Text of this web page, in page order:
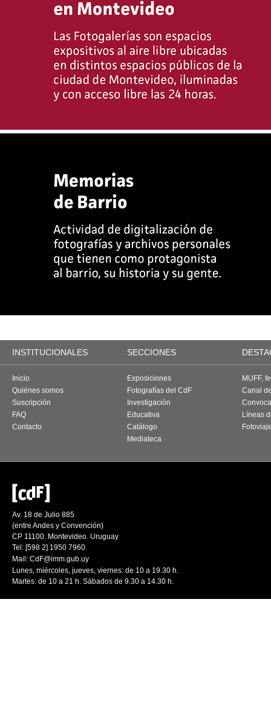
INSTITUCIONALES SECCIONES
Inicio
Quiénes somos
Suscripción
FAQ
Contacto
Exposiciones
Fotografías del CdF
Investigación
Educativa
Catálogo
Mediateca
MUFF,
Canal
Líneas
Av. 18 de Julio 885
(entre Andes y Convención)
CP 11100. Montevideo. Uruguay
Tel: [598 2] 1950 7960
Mail: CdF@imm.gub.uy
Lunes, miércoles, jueves, viernes: de 10 a 19.30 h.
Martes: de 10 a 21 h. Sábados de 9.30 a 14.30 h.